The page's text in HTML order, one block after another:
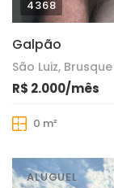
4368
Galpão
São Luiz, Brusque
R$ 2.000/mês
0 m²
ALUGUEL